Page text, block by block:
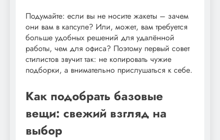
Подумайте: если вы не носите жакеты – зачем
они вам в капсуле? Или, может, вам требуется
больше удобных решений для удалённой
работы, чем для офиса? Поэтому первый совет
стилистов звучит так: не копировать чужие
подборки, а внимательно прислушаться к себе.
Как подобрать базовые
вещи: свежий взгляд на
выбор